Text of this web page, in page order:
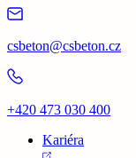
csbeton@csbeton.cz
+420 473 030 400
Kariéra